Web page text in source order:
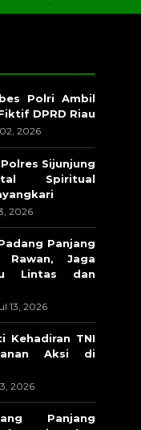
Polri Ambil
DPRD Riau
2026
Sijunjung
Spiritual
2026
Panjang
Jaga
Lintas dan
13, 2026
Kehadiran TNI
Aksi di
2026
Panjang